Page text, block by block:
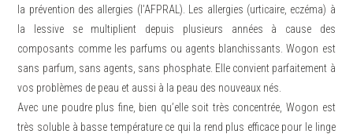
la prévention des allergies (l’AFPRAL). Les allergies (urticaire, eczéma) à
la lessive se multiplient depuis plusieurs années à cause des
composants comme les parfums ou agents blanchissants. Wogon est
sans parfum, sans agents, sans phosphate. Elle convient parfaitement à
vos problèmes de peau et aussi à la peau des nouveaux nés.
Avec une poudre plus fine, bien qu’elle soit très concentrée, Wogon est
très soluble à basse température ce qui la rend plus efficace pour le linge